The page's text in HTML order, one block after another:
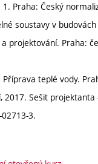
Praha: Český
soustavy v
projektování. Praha:
Příprava teplé vody.
2017. Sešit projektanta
3.